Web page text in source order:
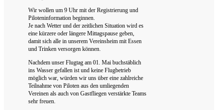
Wir wollen um 9 Uhr mit der Registrierung und
Piloteninformation beginnen.
Je nach Wetter und der zeitlichen Situation wird es
eine kürzere oder längere Mittagspause geben,
damit sich alle in unserem Vereinsheim mit Essen
und Trinken versorgen können.
Nachdem unser Flugtag am 01. Mai buchstäblich
ins Wasser gefallen ist und keine Flugbetrieb
möglich war, würden wir uns über eine zahlreiche
Teilnahme von Piloten aus den umliegenden
Vereinen als auch von Gastfliegen verstärkte Teams
sehr freuen.